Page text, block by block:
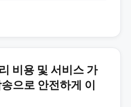
비용 및 서비스 가
으로 안전하게 이